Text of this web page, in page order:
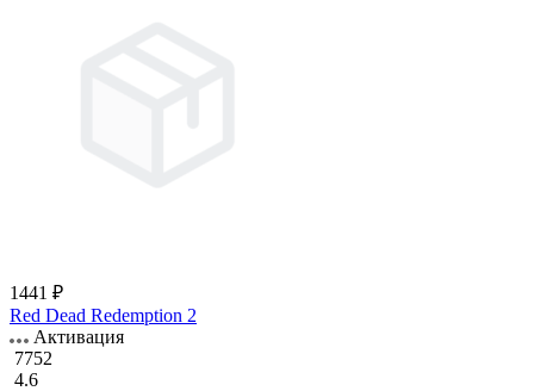
1441 ₽
Red Dead Redemption 2
Активация
7752
4.6